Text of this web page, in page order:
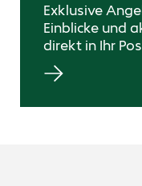
Exklusive
Einblicke und
direkt in Ihr